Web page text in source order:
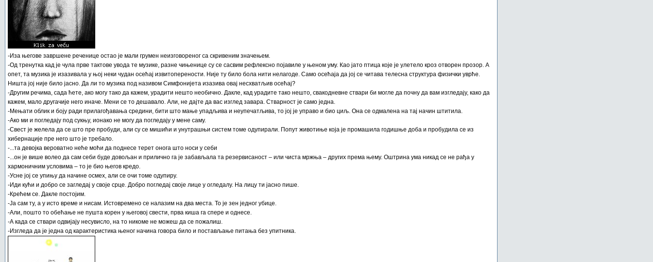
-Иза његове завршене реченице остао је мали грумен неизговореног са скривеним значењем.
-Од тренутка кад је чула прве тактове увода те музике, разне чињенице су се сасвим рефлексно појавиле у њеном уму. Као јато птица које је улетело кроз отворен прозор. А
опет, та музика је изазивала у њој неки чудан осећај извитоперености. Није ту било бола нити нелагоде. Само осећаја да јој се читава телесна структура физички уврће.
Ништа јој није било јасно. Да ли то музика под називом Симфонијета изазива овај несхватљив осећај?
-Другим речима, сада ћете, ако могу тако да кажем, урадити нешто необично. Дакле, кад урадите тако нешто, свакодневне ствари би могле да почну да вам изгледају, како да
кажем, мало другачије него иначе. Мени се то дешавало. Али, не дајте да вас изглед завара. Стварност је само једна.
-Мењати облик и боју ради прилагођавања средини, бити што мање упадљива и неупечатљива, то јој је управо и био циљ. Она се одмалена на тај начин штитила.
-Ако ми и погледају под сукњу, ионако не могу да погледају у мене саму.
-Свест је желела да се што пре пробуди, али су се мишићи и унутрашњи систем томе одупирали. Попут животиње која је промашила годишње доба и пробудила се из
хибернације пре него што је требало.
-...та девојка вероватно неће моћи да поднесе терет онога што носи у себи
-...он је више волео да сам себи буде довољан и прилично га је забављала та резервисаност – или чиста мржња – других према њему. Оштрина ума никад се не рађа у
хармоничним условима – то је био његов кредо.
-Усне јој се упињу да начине осмех, али се очи томе одупиру.
-Иди кући и добро се загледај у своје срце. Добро погледај своје лице у огледалу. На лицу ти јасно пише.
-Крећем се. Дакле постојим.
-Ја сам ту, а у исто време и нисам. Истовремено се налазим на два места. То је зен једног убице.
-Али, пошто то обећање не пушта корен у његовој свести, прва киша га спере и однесе.
-А када се ствари одвијају несувисло, на то никоме не можеш да се пожалиш.
-Изгледа да је једна од карактеристика њеног начина говора било и постављање питања без упитника.